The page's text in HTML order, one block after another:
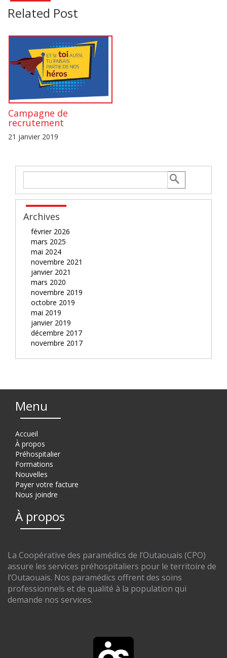
Related Post
Campagne de
recrutement
21 janvier 2019
Archives
février 2026
mars 2025
mai 2024
novembre 2021
janvier 2021
mars 2020
novembre 2019
octobre 2019
mai 2019
janvier 2019
décembre 2017
novembre 2017
Menu
Accueil
À propos
Préhospitalier
Formations
Nouvelles
Payer votre facture
Nous joindre
À propos
La Coopérative des paramédics de l’Outaouais (CPO)
assure les services préhospitaliers pour le territoire de
l’Outaouais. Nos paramédics offrent des soins
professionnels et de qualité à la population qui
demande nos services.